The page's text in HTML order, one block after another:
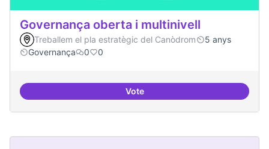
Governança oberta i multinivell
Treballem el pla estratègic del Canòdrom
5 anys
Governança
0 0
VoteGovernança oberta i multinivell